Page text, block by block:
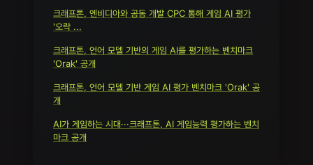
크래프톤, 엔비디아와 공동 개발 CPC 통해 게임 AI 평가
'오락 ...
크래프톤, 언어 모델 기반의 게임 AI를 평가하는 벤치마크
'Orak' 공개
크래프톤, 언어 모델 기반 게임 AI 평가 벤치마크 'Orak' 공
개
AI가 게임하는 시대···크래프톤, AI 게임능력 평가하는 벤치
마크 공개